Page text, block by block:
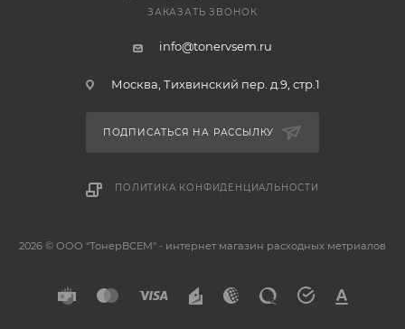
ЗАКАЗАТЬ ЗВОНОК
info@tonervsem.ru
Москва, Тихвинский пер. д.9, стр.1
ПОДПИСАТЬСЯ НА РАССЫЛКУ
ПОЛИТИКА КОНФИДЕНЦИАЛЬНОСТИ
2026 © ООО "ТонерВСЕМ" - интернет магазин расходных метриалов